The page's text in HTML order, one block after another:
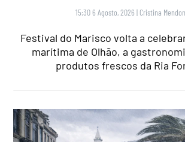
15:30 6 Agosto, 2026 | Cristina
Festival do Marisco volta a
marítima de Olhão, a
produtos frescos da Ria